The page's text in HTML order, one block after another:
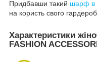
Придбавши такий шарф в
на користь свого
Характеристики
FASHION